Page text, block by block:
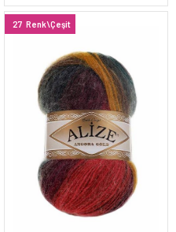
27 Renk\Çeşit